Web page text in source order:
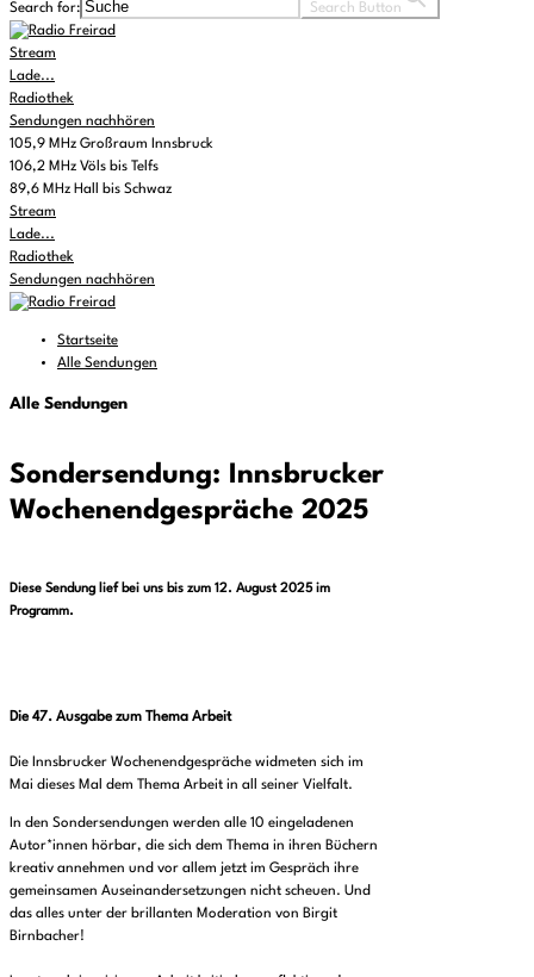
Search for: Search Button
Stream
Lade...
Radiothek
Sendungen nachhören
105,9 MHz Großraum Innsbruck
106,2 MHz Völs bis Telfs
89,6 MHz Hall bis Schwaz
Stream
Lade...
Radiothek
Sendungen nachhören
Startseite
Alle Sendungen
Alle Sendungen
Sondersendung: Innsbrucker
Wochenendgespräche 2025
Diese Sendung lief bei uns bis zum 12. August 2025 im
Programm.
Die 47. Ausgabe zum Thema Arbeit
Die Innsbrucker Wochenendgespräche widmeten sich im
Mai dieses Mal dem Thema Arbeit in all seiner Vielfalt.
In den Sondersendungen werden alle 10 eingeladenen
Autor*innen hörbar, die sich dem Thema in ihren Büchern
kreativ annehmen und vor allem jetzt im Gespräch ihre
gemeinsamen Auseinandersetzungen nicht scheuen. Und
das alles unter der brillanten Moderation von Birgit
Birnbacher!